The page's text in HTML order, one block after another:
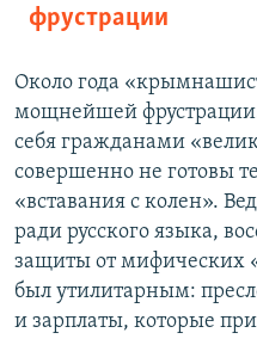
фрустрации
Около года
мощнейшей
себя гражданами
совершенно не готовы
«вставания с колен».
ради русского языка,
защиты от мифических
был утилитарным:
и зарплаты, которые